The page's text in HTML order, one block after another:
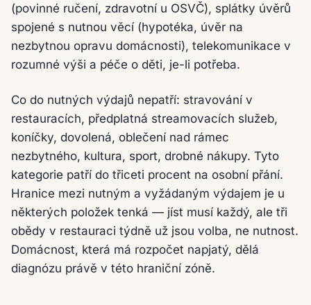
(povinné ručení, zdravotní u OSVČ), splátky úvěrů
spojené s nutnou věcí (hypotéka, úvěr na
nezbytnou opravu domácnosti), telekomunikace v
rozumné výši a péče o děti, je-li potřeba.
Co do nutných výdajů nepatří: stravování v
restauracích, předplatná streamovacích služeb,
koníčky, dovolená, oblečení nad rámec
nezbytného, kultura, sport, drobné nákupy. Tyto
kategorie patří do třiceti procent na osobní přání.
Hranice mezi nutným a vyžádaným výdajem je u
některých položek tenká — jíst musí každý, ale tři
obědy v restauraci týdně už jsou volba, ne nutnost.
Domácnost, která má rozpočet napjatý, dělá
diagnózu právě v této hraniční zóně.